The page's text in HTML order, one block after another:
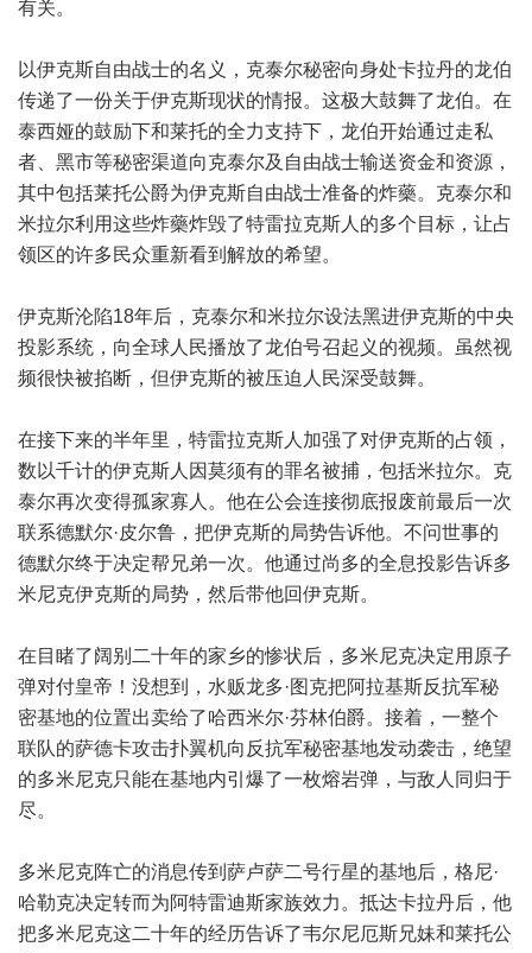
有关。
以伊克斯自由战士的名义，克泰尔秘密向身处卡拉丹的龙伯
传递了一份关于伊克斯现状的情报。这极大鼓舞了龙伯。在
泰西娅的鼓励下和莱托的全力支持下，龙伯开始通过走私
者、黑市等秘密渠道向克泰尔及自由战士输送资金和资源，
其中包括莱托公爵为伊克斯自由战士准备的炸藥。克泰尔和
米拉尔利用这些炸藥炸毁了特雷拉克斯人的多个目标，让占
领区的许多民众重新看到解放的希望。
伊克斯沦陷18年后，克泰尔和米拉尔设法黑进伊克斯的中央
投影系统，向全球人民播放了龙伯号召起义的视频。虽然视
频很快被掐断，但伊克斯的被压迫人民深受鼓舞。
在接下来的半年里，特雷拉克斯人加强了对伊克斯的占领，
数以千计的伊克斯人因莫须有的罪名被捕，包括米拉尔。克
泰尔再次变得孤家寡人。他在公会连接彻底报废前最后一次
联系德默尔·皮尔鲁，把伊克斯的局势告诉他。不问世事的
德默尔终于决定帮兄弟一次。他通过尚多的全息投影告诉多
米尼克伊克斯的局势，然后带他回伊克斯。
在目睹了阔别二十年的家乡的惨状后，多米尼克决定用原子
弹对付皇帝！没想到，水贩龙多·图克把阿拉基斯反抗军秘
密基地的位置出卖给了哈西米尔·芬林伯爵。接着，一整个
联队的萨德卡攻击扑翼机向反抗军秘密基地发动袭击，绝望
的多米尼克只能在基地内引爆了一枚熔岩弹，与敌人同归于
尽。
多米尼克阵亡的消息传到萨卢萨二号行星的基地后，格尼·
哈勒克决定转而为阿特雷迪斯家族效力。抵达卡拉丹后，他
把多米尼克这二十年的经历告诉了韦尔尼厄斯兄妹和莱托公